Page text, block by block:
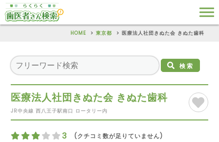
HOME 東京都 医療法人社団きぬた会 きぬた歯科
検索
医療法人社団きぬた会 きぬた歯科
JR中央線 西八王子駅南口 ロータリー内
3
(クチコミ数が足りていません)